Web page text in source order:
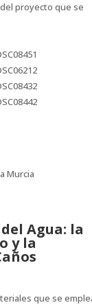
proyecto que se
Murcia
Agua: la
y la
que se